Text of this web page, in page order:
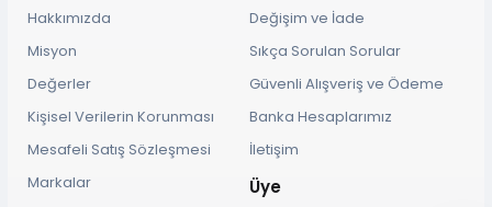
Hakkımızda
Misyon
Değerler
Kişisel Verilerin Korunması
Mesafeli Satış Sözleşmesi
Markalar
Değişim ve İade
Sıkça Sorulan Sorular
Güvenli Alışveriş ve Ödeme
Banka Hesaplarımız
İletişim
Üye